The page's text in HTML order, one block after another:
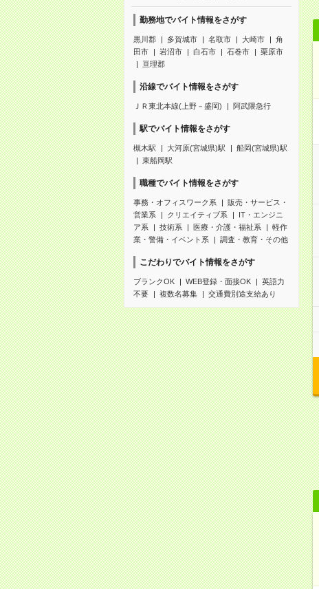
勤務地でバイト情報をさがす
黒川郡 多賀城市 名取市 大崎市
角
田市
岩沼市 白石市 石巻市
栗原市
亘理郡
沿線でバイト情報をさがす
ＪＲ東北本線(上野－盛岡) 阿武隈急行
駅でバイト情報をさがす
槻木駅 大河原(宮城県)駅
船岡(宮城県)駅
東船岡駅
職種でバイト情報をさがす
事務・オフィスワーク系
販売・サービス・
営業系
クリエイティブ系
IT・エンジニ
ア系
技術系 医療・介護・福祉系
軽作
業・警備・イベント系
調査・教育・その他
こだわりでバイト情報をさがす
ブランクOK WEB登録・面接OK
英語力
不要
複数名募集 交通費別途支給あり